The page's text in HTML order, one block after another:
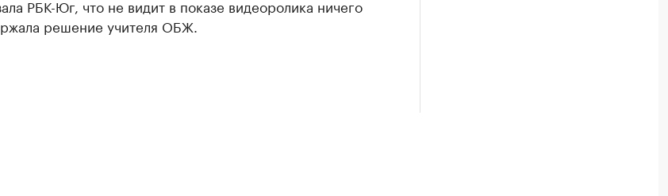
РБК-Юг, что не видит в показе видеоролика ничего
решение учителя ОБЖ.